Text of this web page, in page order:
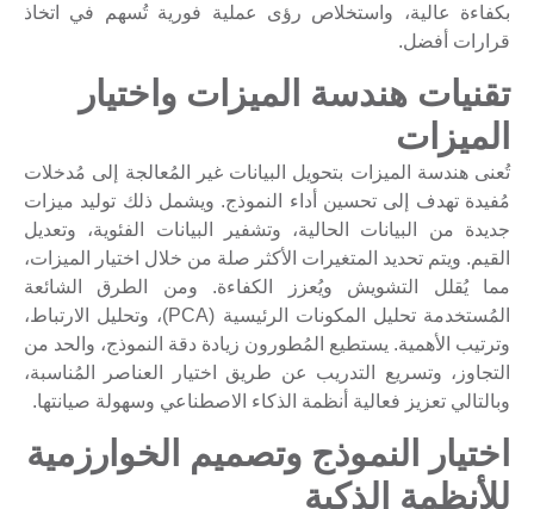
بكفاءة عالية، واستخلاص رؤى عملية فورية تُسهم في اتخاذ
قرارات أفضل.
تقنيات هندسة الميزات واختيار
الميزات
تُعنى هندسة الميزات بتحويل البيانات غير المُعالجة إلى مُدخلات
مُفيدة تهدف إلى تحسين أداء النموذج. ويشمل ذلك توليد ميزات
جديدة من البيانات الحالية، وتشفير البيانات الفئوية، وتعديل
القيم. ويتم تحديد المتغيرات الأكثر صلة من خلال اختيار الميزات،
مما يُقلل التشويش ويُعزز الكفاءة. ومن الطرق الشائعة
المُستخدمة تحليل المكونات الرئيسية (PCA)، وتحليل الارتباط،
وترتيب الأهمية. يستطيع المُطورون زيادة دقة النموذج، والحد من
التجاوز، وتسريع التدريب عن طريق اختيار العناصر المُناسبة،
وبالتالي تعزيز فعالية أنظمة الذكاء الاصطناعي وسهولة صيانتها.
اختيار النموذج وتصميم الخوارزمية
للأنظمة الذكية